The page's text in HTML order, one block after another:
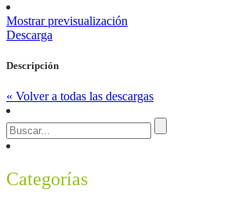
Mostrar previsualización
Descarga
Descripción
« Volver a todas las descargas
Categorías